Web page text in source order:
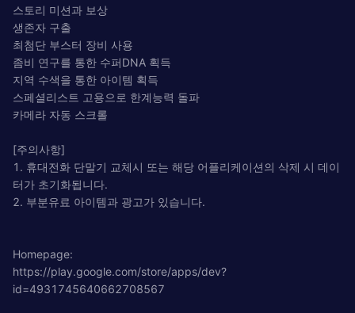
스토리 미션과 보상
생존자 구출
최첨단 부스터 장비 사용
좀비 연구를 통한 수퍼DNA 획득
지역 수색을 통한 아이템 획득
스페셜리스트 고용으로 한계능력 돌파
카메라 자동 스크롤
[주의사항]
1. 휴대전화 단말기 교체시 또는 해당 어플리케이션의 삭제 시 데이
터가 초기화됩니다.
2. 부분유료 아이템과 광고가 있습니다.
Homepage:
https://play.google.com/store/apps/dev?
id=4931745640662708567